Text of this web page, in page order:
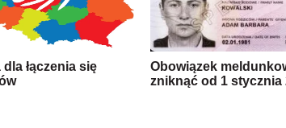
dla łączenia się
Obowiązek
zniknąć od 1 stycznia